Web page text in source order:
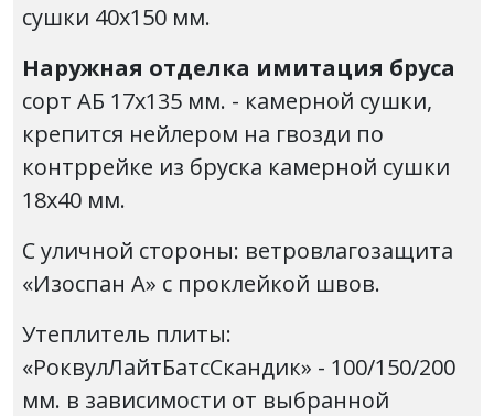
сушки 40х150 мм.
Наружная отделка имитация бруса
сорт АБ 17х135 мм. - камерной сушки,
крепится нейлером на гвозди по
контррейке из бруска камерной сушки
18х40 мм.
С уличной стороны: ветровлагозащита
«Изоспан А» с проклейкой швов.
Утеплитель плиты:
«РоквулЛайтБатсСкандик» - 100/150/200
мм. в зависимости от выбранной